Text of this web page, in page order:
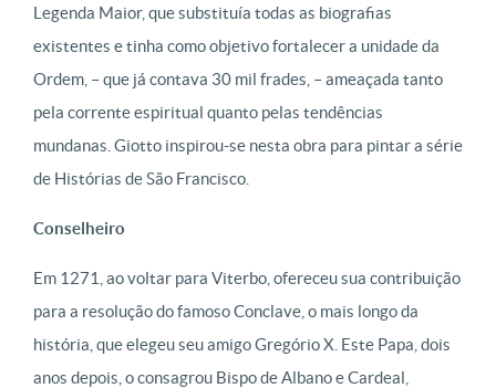
Legenda Maior, que substituía todas as biografias
existentes e tinha como objetivo fortalecer a unidade da
Ordem, – que já contava 30 mil frades, – ameaçada tanto
pela corrente espiritual quanto pelas tendências
mundanas. Giotto inspirou-se nesta obra para pintar a série
de Histórias de São Francisco.
Conselheiro
Em 1271, ao voltar para Viterbo, ofereceu sua contribuição
para a resolução do famoso Conclave, o mais longo da
história, que elegeu seu amigo Gregório X. Este Papa, dois
anos depois, o consagrou Bispo de Albano e Cardeal,